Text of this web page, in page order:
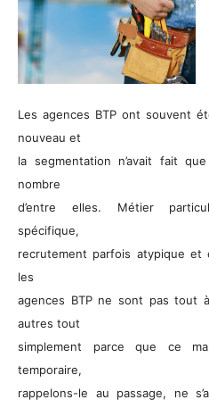
Les agences BTP ont souvent
nouveau et
la segmentation n’avait fait
nombre
d’entre elles. Métier
spécifique,
recrutement parfois atypique
les
agences BTP ne sont pas tout
autres tout
simplement parce que ce
temporaire,
rappelons-le au passage, ne